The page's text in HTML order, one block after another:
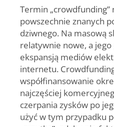
Termin „crowdfunding”
powszechnie znanych
dziwnego. Na masową
relatywnie nowe, a jego
ekspansją mediów
internetu.
współfinansowanie
najczęściej
czerpania zysków po
użyć w tym przypadku